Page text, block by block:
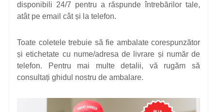
disponibili 24/7 pentru a răspunde întrebărilor tale,
atât pe email cât și la telefon.
Toate coletele trebuie să fie ambalate corespunzător
și etichetate cu nume/adresa de livrare și număr de
telefon. Pentru mai multe detalii, vă rugăm să
consultați ghidul nostru de ambalare.